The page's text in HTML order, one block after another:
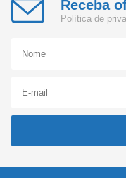
Receba
Política de